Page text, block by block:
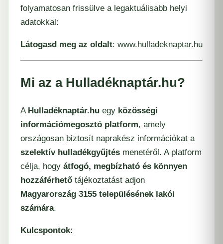
folyamatosan frissülve a legaktuálisabb helyi
adatokkal:
Látogasd meg az oldalt: www.hulladeknaptar.hu
Mi az a Hulladéknaptár.hu?
A Hulladéknaptár.hu egy közösségi
információmegosztó platform, amely
országosan biztosít naprakész információkat a
szelektív hulladékgyűjtés menetéről. A platform
célja, hogy átfogó, megbízható és könnyen
hozzáférhető tájékoztatást adjon
Magyarország 3155 településének lakói
számára.
Kulcspontok: